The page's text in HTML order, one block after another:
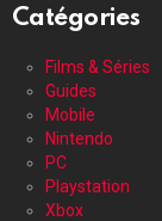
Catégories
Films & Séries
Guides
Mobile
Nintendo
PC
Playstation
Xbox